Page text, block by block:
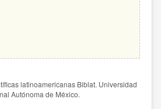
latinoamericanas Biblat. Universidad
Autónoma de México.